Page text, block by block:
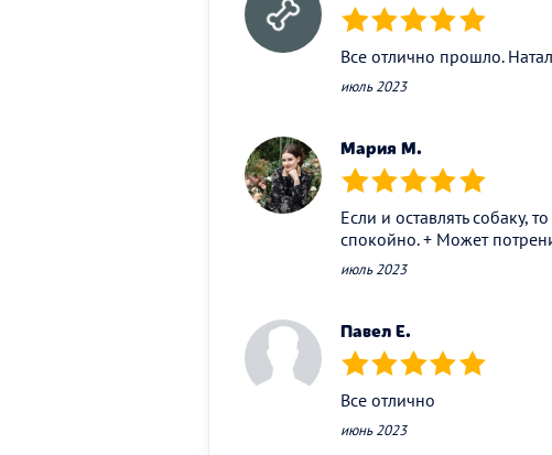
(*) (*) (*) (*) (*)
Все отлично прошло.
июль 2023
Мария М.
(*) (*) (*) (*) (*)
Если и оставлять собаку,
спокойно. + Может
июль 2023
Павел Е.
(*) (*) (*) (*) (*)
Все отлично
июнь 2023